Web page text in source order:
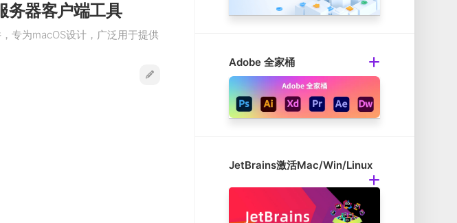
务器客户端工具
专为macOS设计，广泛用于提供
Adobe 全家桶
JetBrains激活Mac/Win/Linux